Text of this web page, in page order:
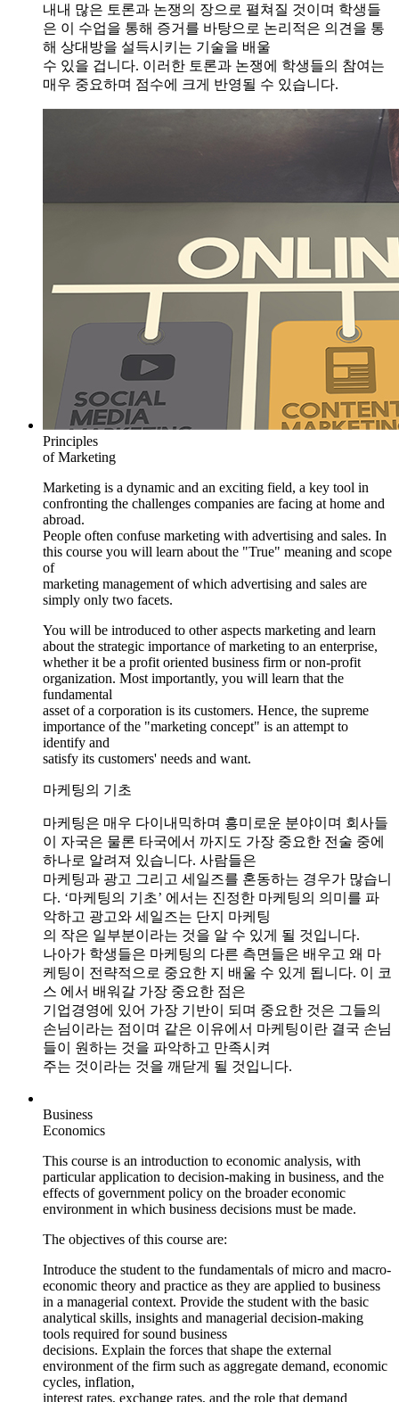
내내 많은 토론과 논쟁의 장으로 펼쳐질 것이며 학생들
은 이 수업을 통해 증거를 바탕으로 논리적은 의견을 통
해 상대방을 설득시키는 기술을 배울
수 있을 겁니다. 이러한 토론과 논쟁에 학생들의 참여는
매우 중요하며 점수에 크게 반영될 수 있습니다.
Principles
of Marketing
Marketing is a dynamic and an exciting field, a key tool in
confronting the challenges companies are facing at home and
abroad.
People often confuse marketing with advertising and sales. In
this course you will learn about the "True" meaning and scope
of
marketing management of which advertising and sales are
simply only two facets.
You will be introduced to other aspects marketing and learn
about the strategic importance of marketing to an enterprise,
whether it be a profit oriented business firm or non-profit
organization. Most importantly, you will learn that the
fundamental
asset of a corporation is its customers. Hence, the supreme
importance of the "marketing concept" is an attempt to
identify and
satisfy its customers' needs and want.
마케팅의 기초
마케팅은 매우 다이내믹하며 흥미로운 분야이며 회사들
이 자국은 물론 타국에서 까지도 가장 중요한 전술 중에
하나로 알려져 있습니다. 사람들은
마케팅과 광고 그리고 세일즈를 혼동하는 경우가 많습니
다. ‘마케팅의 기초’ 에서는 진정한 마케팅의 의미를 파
악하고 광고와 세일즈는 단지 마케팅
의 작은 일부분이라는 것을 알 수 있게 될 것입니다.
나아가 학생들은 마케팅의 다른 측면들은 배우고 왜 마
케팅이 전략적으로 중요한 지 배울 수 있게 됩니다. 이 코
스 에서 배워갈 가장 중요한 점은
기업경영에 있어 가장 기반이 되며 중요한 것은 그들의
손님이라는 점이며 같은 이유에서 마케팅이란 결국 손님
들이 원하는 것을 파악하고 만족시켜
주는 것이라는 것을 깨닫게 될 것입니다.
Business
Economics
This course is an introduction to economic analysis, with
particular application to decision-making in business, and the
effects of government policy on the broader economic
environment in which business decisions must be made.
The objectives of this course are:
Introduce the student to the fundamentals of micro and macro-
economic theory and practice as they are applied to business
in a managerial context. Provide the student with the basic
analytical skills, insights and managerial decision-making
tools required for sound business
decisions. Explain the forces that shape the external
environment of the firm such as aggregate demand, economic
cycles, inflation,
interest rates, exchange rates, and the role that demand